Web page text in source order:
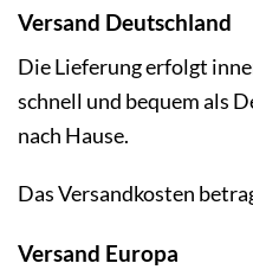
Versand Deutschland
Die Lieferung erfolgt
schnell und bequem als
nach Hause.
Das Versandkosten
Versand Europa